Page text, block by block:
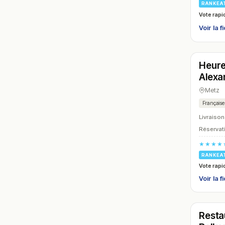
Vote
Voir la
N° 9
Fermé
Metz
Française
Livraison
Vote
Voir la
N° 12
Fermé